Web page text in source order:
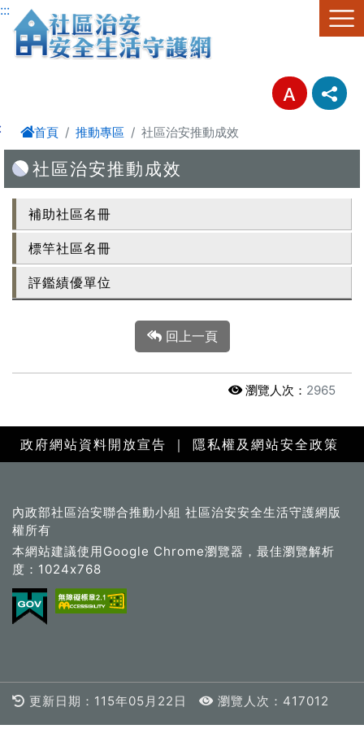
跳至主要內容區塊
:::
首頁 推動專區 社區治安推動成效
社區治安推動成效
補助社區名冊
標竿社區名冊
評鑑績優單位
回上一頁
瀏覽人次： 2965
政府網站資料開放宣告 ｜ 隱私權及網站安全政策
內政部社區治安聯合推動小組 社區治安安全生活守護網版
權所有
本網站建議使用Google Chrome瀏覽器，最佳瀏覽解析
度：1024x768
更新日期：115年05月22日 瀏覽人次：417012